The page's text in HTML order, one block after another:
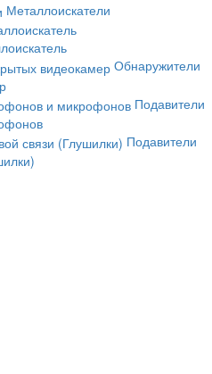
Металлоискатели
Обнаружители
Подавители
Подавители